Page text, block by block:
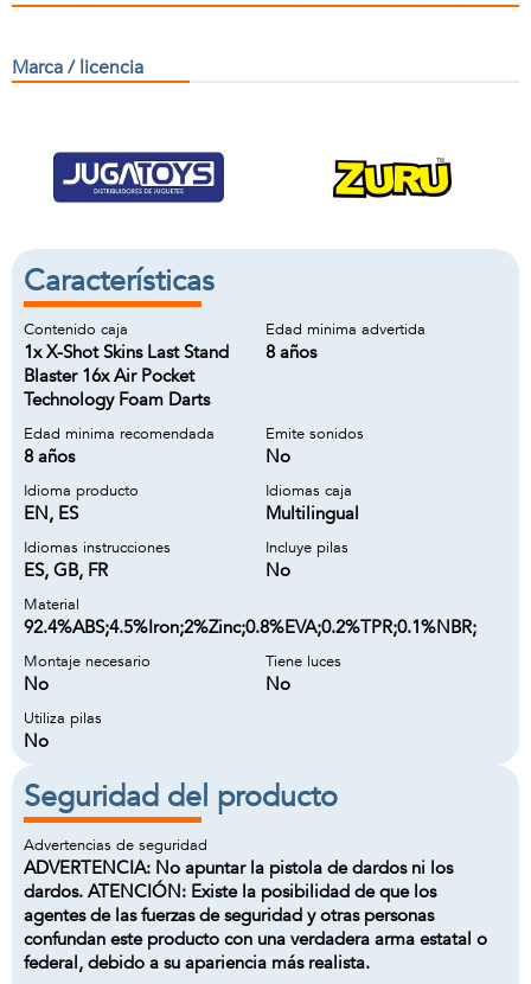
Marca / licencia
Características
Contenido caja
1x X-Shot Skins Last Stand
Blaster 16x Air Pocket
Technology Foam Darts
Edad minima advertida
8 años
Edad minima recomendada
8 años
Emite sonidos
No
Idioma producto
EN, ES
Idiomas caja
Multilingual
Idiomas instrucciones
ES, GB, FR
Incluye pilas
No
Material
92.4%ABS;4.5%Iron;2%Zinc;0.8%EVA;0.2%TPR;0.1%NBR;
Montaje necesario
No
Tiene luces
No
Utiliza pilas
No
Seguridad del producto
Advertencias de seguridad
ADVERTENCIA: No apuntar la pistola de dardos ni los
dardos. ATENCIÓN: Existe la posibilidad de que los
agentes de las fuerzas de seguridad y otras personas
confundan este producto con una verdadera arma estatal o
federal, debido a su apariencia más realista.